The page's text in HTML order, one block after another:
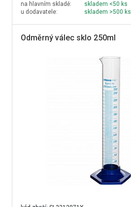
na hlavním skladě:
skladem <50 ks
u dodavatele:
skladem >500 ks
Odměrný válec sklo 250ml